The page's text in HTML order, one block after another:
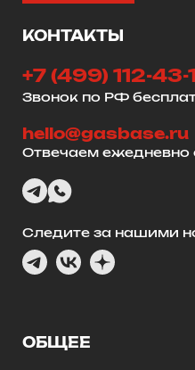
ОБЩЕЕ
КОНТАКТЫ
+7 (499) 112-43-
Звонок по РФ
hello@gasbase.ru
Отвечаем
Следите за нашими